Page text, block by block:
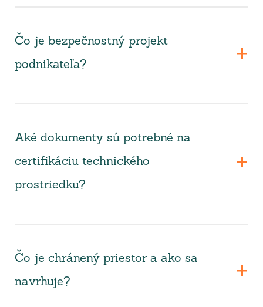
Čo je bezpečnostný projekt
podnikateľa?
Aké dokumenty sú potrebné na
certifikáciu technického
prostriedku?
Čo je chránený priestor a ako sa
navrhuje?